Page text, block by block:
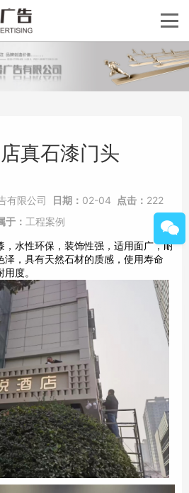
真石漆门头
有限公司 日期： 02-04 点击： 222
于： 工程案例
，水性环保，装饰性强，适用面广，耐
，具有天然石材的质感，使用寿命
度。